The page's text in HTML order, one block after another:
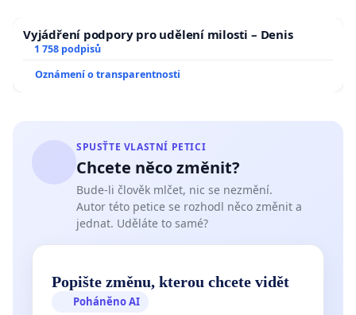
Vyjádření podpory pro udělení milosti – Denis
1 758 podpisů
Oznámení o transparentnosti
SPUSŤTE VLASTNÍ PETICI
Chcete něco změnit?
Bude-li člověk mlčet, nic se nezmění.
Autor této petice se rozhodl něco změnit a
jednat. Uděláte to samé?
Popište změnu, kterou chcete vidět
Poháněno AI